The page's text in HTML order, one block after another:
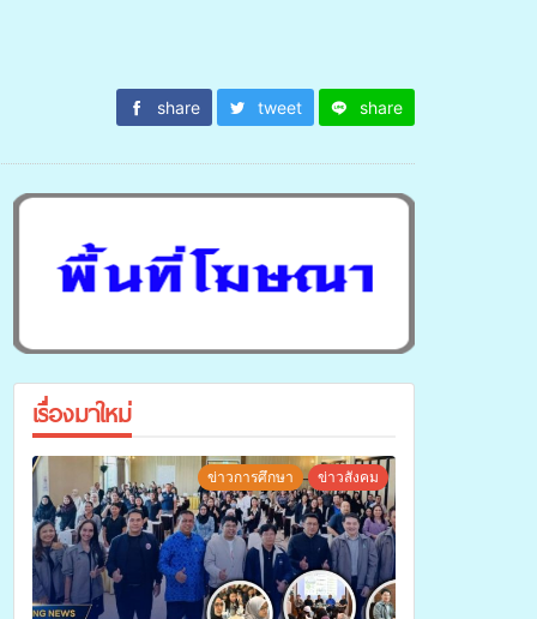
share tweet share
เรื่องมาใหม่
ข่าวการศึกษา ข่าวสังคม